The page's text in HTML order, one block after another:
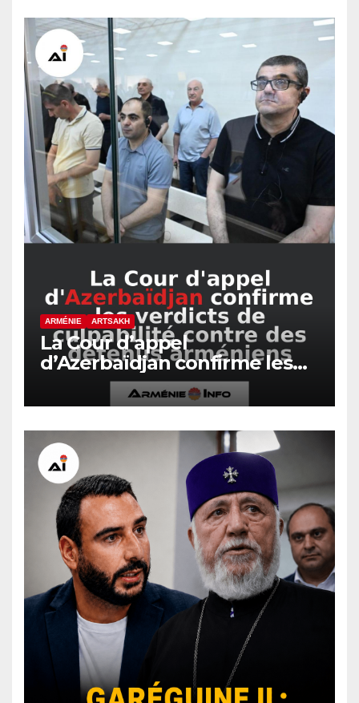
ARMÉNIE ARTSAKH
La Cour d’appel
d’Azerbaïdjan confirme les
verdicts de culpabilité contre
des détenus arméniens